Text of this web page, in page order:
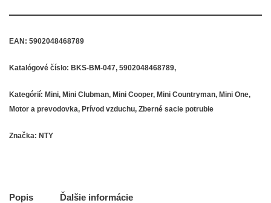
EAN: 5902048468789
Katalógové číslo: BKS-BM-047, 5902048468789,
Kategórií: Mini, Mini Clubman, Mini Cooper, Mini Countryman, Mini One,
Motor a prevodovka, Prívod vzduchu, Zberné sacie potrubie
Značka: NTY
Popis Ďalšie informácie